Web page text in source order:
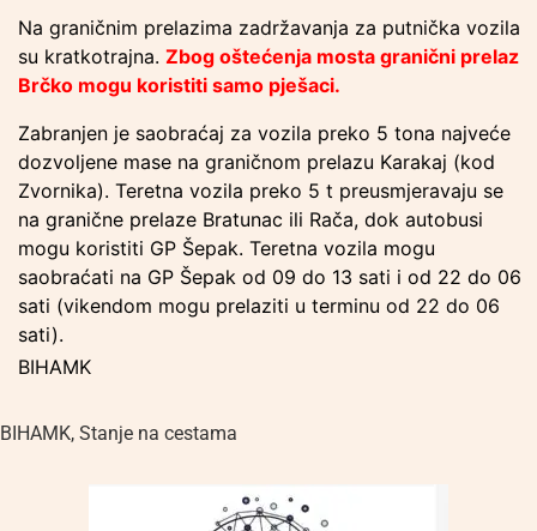
Na graničnim prelazima zadržavanja za putnička vozila
su kratkotrajna. Zbog oštećenja mosta granični prelaz
Brčko mogu koristiti samo pješaci.
Zabranjen je saobraćaj za vozila preko 5 tona najveće
dozvoljene mase na graničnom prelazu Karakaj (kod
Zvornika). Teretna vozila preko 5 t preusmjeravaju se
na granične prelaze Bratunac ili Rača, dok autobusi
mogu koristiti GP Šepak. Teretna vozila mogu
saobraćati na GP Šepak od 09 do 13 sati i od 22 do 06
sati (vikendom mogu prelaziti u terminu od 22 do 06
sati).
BIHAMK
BIHAMK, Stanje na cestama